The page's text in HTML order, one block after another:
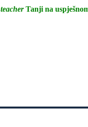
teacherTanji na